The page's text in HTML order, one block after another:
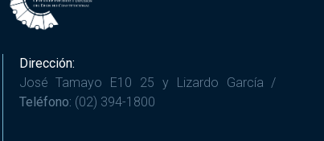
Dirección:
José Tamayo E10 25 y Lizardo García /
Teléfono: (02) 394-1800